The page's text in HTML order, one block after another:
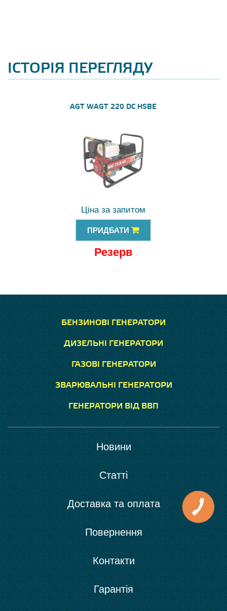
ІСТОРІЯ ПЕРЕГЛЯДУ
AGT WAGT 220 DC HSBE
Ціна за запитом
ПРИДБАТИ
Резерв
БЕНЗИНОВІ ГЕНЕРАТОРИ
ДИЗЕЛЬНІ ГЕНЕРАТОРИ
ГАЗОВІ ГЕНЕРАТОРИ
ЗВАРЮВАЛЬНІ ГЕНЕРАТОРИ
ГЕНЕРАТОРИ ВІД ВВП
Новини
Статті
Доставка та оплата
Повернення
Контакти
Гарантія